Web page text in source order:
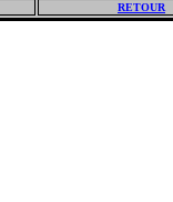
RETOUR